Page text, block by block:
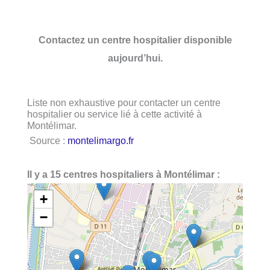
Contactez un centre hospitalier disponible
aujourd’hui.
Liste non exhaustive pour contacter un centre
hospitalier ou service lié à cette activité à
Montélimar.
Source : montelimargo.fr
Il y a 15 centres hospitaliers à Montélimar :
+
−